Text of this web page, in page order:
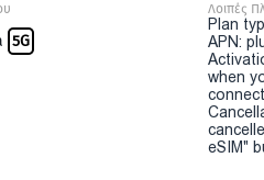
5G
Λοιπές
Plan
APN:
when
eSIM"